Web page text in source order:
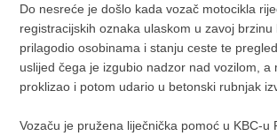
Do nesreće je došlo kada vozač motocikla
registracijskih oznaka ulaskom u zavoj brzinu
prilagodio osobinama i stanju ceste te
uslijed čega je izgubio nadzor nad vozilom, a
proklizao i potom udario u betonski rubnjak
Vozaču je pružena liječnička pomoć u KBC-u